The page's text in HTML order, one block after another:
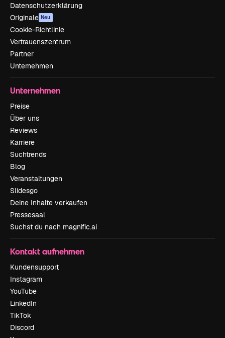
Datenschutzerklärung
Originale Neu
Cookie-Richtlinie
Vertrauenszentrum
Partner
Unternehmen
Unternehmen
Preise
Über uns
Reviews
Karriere
Suchtrends
Blog
Veranstaltungen
Slidesgo
Deine Inhalte verkaufen
Pressesaal
Suchst du nach magnific.ai
Kontakt aufnehmen
Kundensupport
Instagram
YouTube
LinkedIn
TikTok
Discord